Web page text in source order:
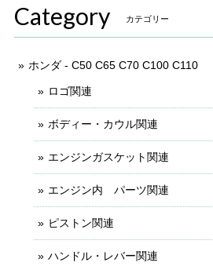
Category カテゴリー
ホンダ - C50 C65 C70 C100 C110
ロゴ関連
ボディー・カウル関連
エンジンガスケット関連
エンジン内 パーツ関連
ピストン関連
ハンドル・レバー関連